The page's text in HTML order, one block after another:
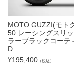
MOTO GUZZI(モト
50 レーシングスリ
ラーブラックコーテ
D
¥195,400 （税込）